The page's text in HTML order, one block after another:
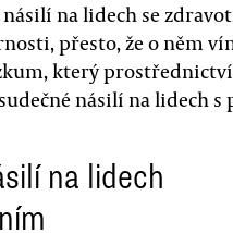
na lidech se
přesto, že o něm
který
násilí na lidech s
na lidech